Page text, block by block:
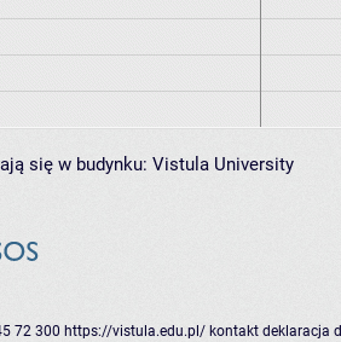
się w budynku: Vistula University
72 300 https://vistula.edu.pl/ kontakt deklaracja